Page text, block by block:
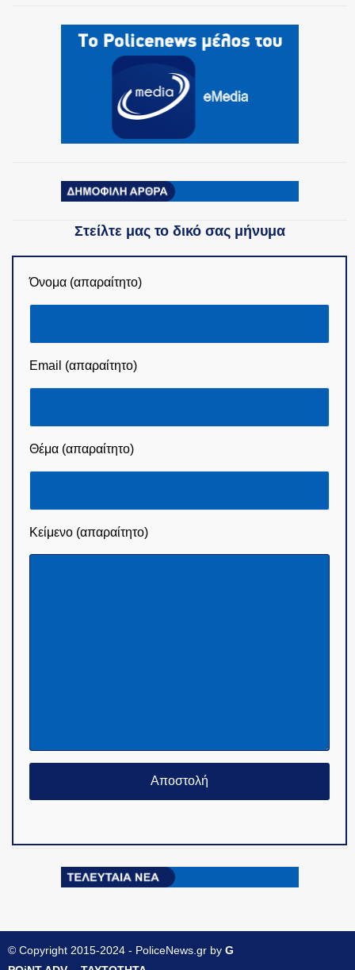
Στείλτε μας το δικό σας μήνυμα
Όνομα (απαραίτητο)
Email (απαραίτητο)
Θέμα (απαραίτητο)
Κείμενο (απαραίτητο)
© Copyright 2015-2024 - PoliceNews.gr by G